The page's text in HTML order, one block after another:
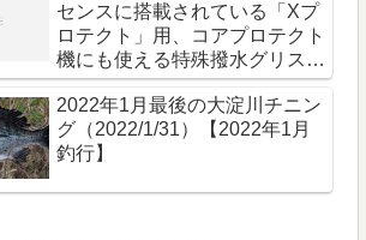
センスに搭載されている「Xプ
ロテクト」用、コアプロテクト
機にも使える特殊撥水グリス
「DG18」
2022年1月最後の大淀川チニン
グ（2022/1/31）【2022年1月
釣行】